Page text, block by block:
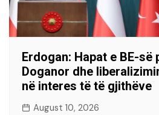
Erdogan: Hapat e BE-së
Doganor dhe
në interes të të gjithëve
August 10, 2026